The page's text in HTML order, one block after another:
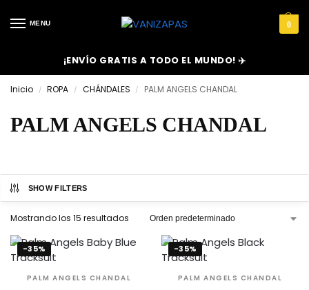
MENU 0
¡ENVÍO GRATIS A TODO EL MUNDO! ✈️
Inicio / ROPA / CHÁNDALES / PALM ANGELS CHANDAL
PALM ANGELS CHANDAL
SHOW FILTERS
Mostrando los 15 resultados
-35%
PALM ANGELS CHANDAL
-35%
PALM ANGELS CHANDAL